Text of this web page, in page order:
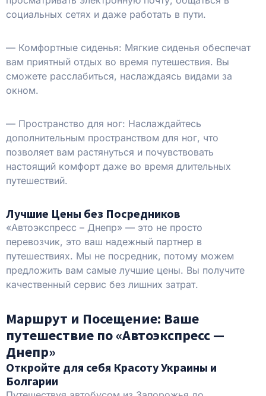
социальных сетях и даже работать в пути.
— Комфортные сиденья: Мягкие сиденья обеспечат
вам приятный отдых во время путешествия. Вы
сможете расслабиться, наслаждаясь видами за
окном.
— Пространство для ног: Наслаждайтесь
дополнительным пространством для ног, что
позволяет вам растянуться и почувствовать
настоящий комфорт даже во время длительных
путешествий.
Лучшие Цены без Посредников
«Автоэкспресс – Днепр» — это не просто
перевозчик, это ваш надежный партнер в
путешествиях. Мы не посредник, потому можем
предложить вам самые лучшие цены. Вы получите
качественный сервис без лишних затрат.
Маршрут и Посещение: Ваше
путешествие по «Автоэкспресс —
Днепр»
Откройте для себя Красоту Украины и
Болгарии